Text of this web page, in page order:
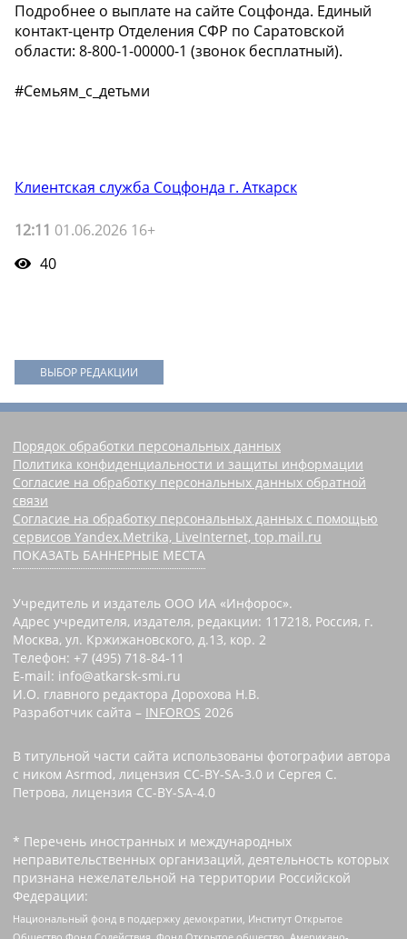
Подробнее о выплате на сайте Соцфонда. Единый
контакт-центр Отделения СФР по Саратовской
области: 8-800-1-00000-1 (звонок бесплатный).
#Семьям_с_детьми
Клиентская служба Соцфонда г. Аткарск
12:11 01.06.2026 16+
40
ВЫБОР РЕДАКЦИИ
Порядок обработки персональных данных
Политика конфиденциальности и защиты информации
Согласие на обработку персональных данных обратной
связи
Согласие на обработку персональных данных с помощью
сервисов Yandex.Metrika, LiveInternet, top.mail.ru
ПОКАЗАТЬ БАННЕРНЫЕ МЕСТА
Учредитель и издатель ООО ИА «Инфорос».
Адрес учредителя, издателя, редакции: 117218, Россия, г.
Москва, ул. Кржижановского, д.13, кор. 2
Телефон: +7 (495) 718-84-11
E-mail: info@atkarsk-smi.ru
И.О. главного редактора Дорохова Н.В.
Разработчик сайта – INFOROS 2026
В титульной части сайта использованы фотографии автора
с ником Asrmod, лицензия CC-BY-SA-3.0 и Сергея С.
Петрова, лицензия CC-BY-SA-4.0
* Перечень иностранных и международных
неправительственных организаций, деятельность которых
признана нежелательной на территории Российской
Федерации:
Национальный фонд в поддержку демократии, Институт Открытое